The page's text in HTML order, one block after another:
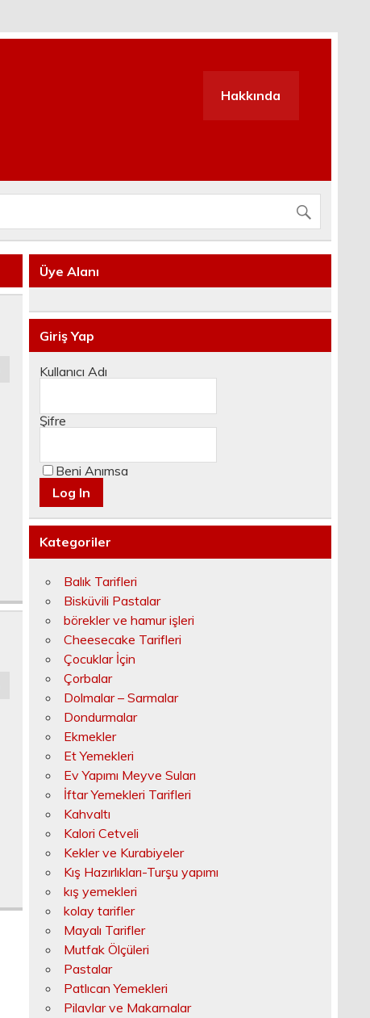
Hakkında
Üye Alanı
Giriş Yap
Kullanıcı Adı
Şifre
Beni Anımsa
Kategoriler
Balık Tarifleri
Bisküvili Pastalar
börekler ve hamur işleri
Cheesecake Tarifleri
Çocuklar İçin
Çorbalar
Dolmalar – Sarmalar
Dondurmalar
Ekmekler
Et Yemekleri
Ev Yapımı Meyve Suları
İftar Yemekleri Tarifleri
Kahvaltı
Kalori Cetveli
Kekler ve Kurabiyeler
Kış Hazırlıkları-Turşu yapımı
kış yemekleri
kolay tarifler
Mayalı Tarifler
Mutfak Ölçüleri
Pastalar
Patlıcan Yemekleri
Pilavlar ve Makarnalar